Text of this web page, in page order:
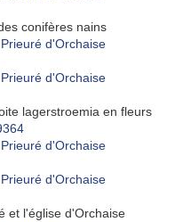
conifères nains
lagerstroemia en fleurs
et l'église d'Orchaise